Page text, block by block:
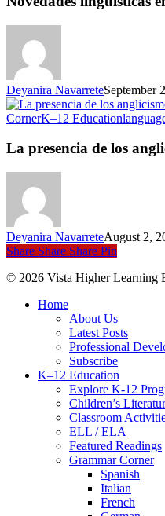
Deyanira NavarreteSeptember
CornerK–12 Education
La presencia de los
Deyanira NavarreteAugust 2,
Share Share Share Pin
© 2026 Vista Higher Learning
Close
Home
About Us
Latest Posts
Professional
Subscribe
K–12 Education
Explore K-12
Children’s
Classroom
ELL / ELA
Featured Readings
Grammar Corner
Spanish
Italian
French